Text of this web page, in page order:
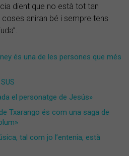
dient que no està tot tan
aniran bé i sempre tens
és una de les persones que més
el personatge de Jesús»
Txarango és com una saga de
tal com jo l’entenia, està